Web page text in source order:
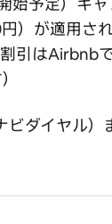
）が適用さ
引はAirbnb
ダイヤル